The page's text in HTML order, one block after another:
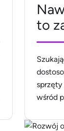
to
wśród